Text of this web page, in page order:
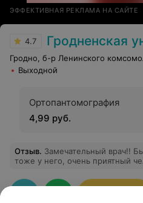
ЭФФЕКТИВНАЯ РЕКЛАМА НА САЙТЕ
4.7 Гродненская
Гродно, б-р Ленинского
Выходной
Ортопантомография
4,99 руб.
Отзыв. Замечательный врач!!
тоже у него, очень приятный
на грудь, прошла быстро,